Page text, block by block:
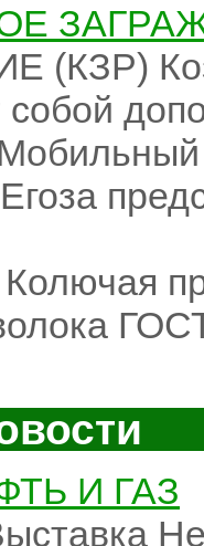
(КЗР)
собой
Колючая
И ГАЗ